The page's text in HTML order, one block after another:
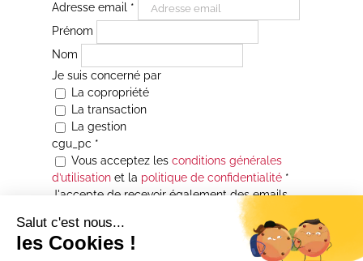
Adresse email *
Prénom
Nom
Je suis concerné par
La copropriété
La transaction
La gestion
cgu_pc *
Vous acceptez les conditions générales
d’utilisationet la politique de confidentialité*
J'accepte de recevoir également des emails
Je souhaite être informé(e) de toutes les
actualités immobilières des agences de la
Maison Atrium Gestion. À tout moment, vous